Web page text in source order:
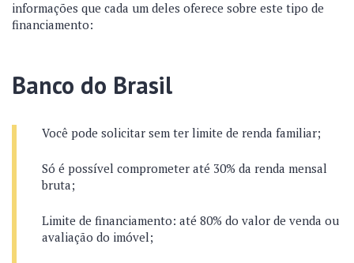
informações que cada um deles oferece sobre este tipo de
financiamento:
Banco do Brasil
Você pode solicitar sem ter limite de renda familiar;
Só é possível comprometer até 30% da renda mensal
bruta;
Limite de financiamento: até 80% do valor de venda ou
avaliação do imóvel;